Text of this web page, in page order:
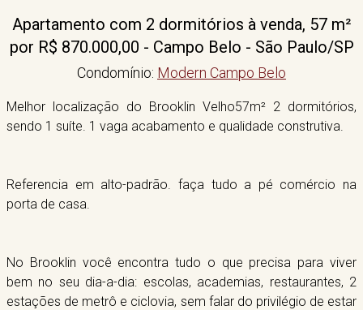
Apartamento com 2 dormitórios à venda, 57 m²
por R$ 870.000,00 - Campo Belo - São Paulo/SP
Condomínio: Modern Campo Belo
Melhor localização do Brooklin Velho57m² 2 dormitórios,
sendo 1 suíte. 1 vaga acabamento e qualidade construtiva.
Referencia em alto-padrão. faça tudo a pé comércio na
porta de casa.
No Brooklin você encontra tudo o que precisa para viver
bem no seu dia-a-dia: escolas, academias, restaurantes, 2
estações de metrô e ciclovia, sem falar do privilégio de estar